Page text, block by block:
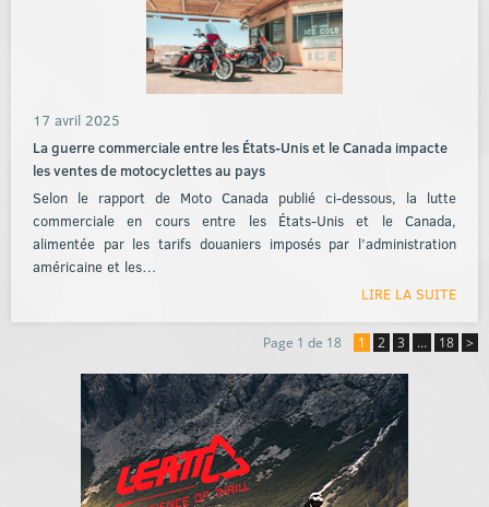
17 avril 2025
La guerre commerciale entre les États-Unis et le Canada impacte
les ventes de motocyclettes au pays
Selon le rapport de Moto Canada publié ci-dessous, la lutte
commerciale en cours entre les États-Unis et le Canada,
alimentée par les tarifs douaniers imposés par l’administration
américaine et les…
LIRE LA SUITE
Page 1 de 18 1 2 3 … 18 >